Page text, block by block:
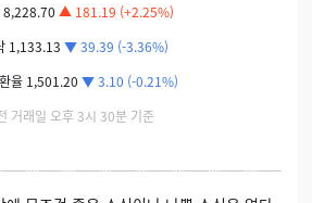
8,228.70 ▲ 181.19 (+2.25%)
1,133.13 ▼ 39.39 (-3.36%)
율 1,501.20 ▼ 3.10 (-0.21%)
거래일 오후 3시 30분 기준